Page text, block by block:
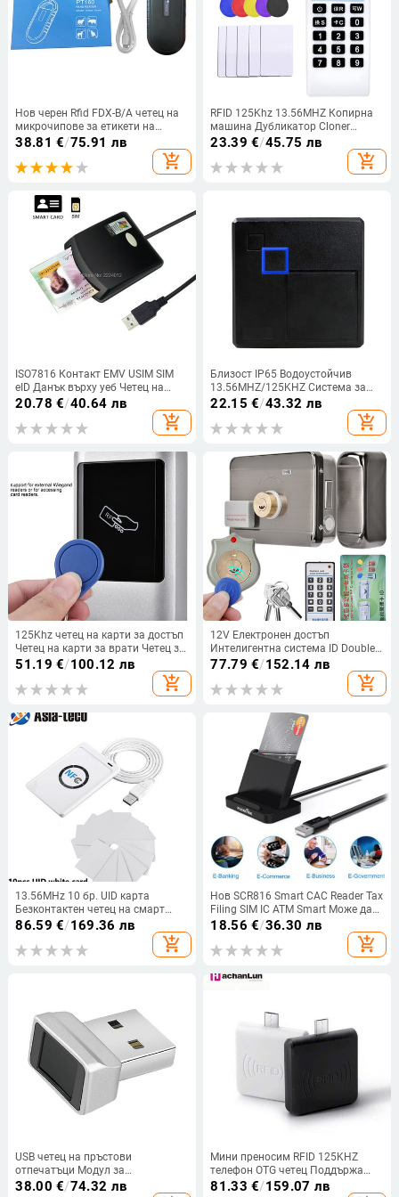
Нов черен Rfid FDX-B/A четец на
микрочипове за етикети на
животни ISO чип OLED скенер за
домашни кучета 134.2khz за Rfid
стъклени етикети микрочипове
38.81 €/75.91 лв
add_shopping_cart
RFID 125Khz 13.56MHZ Копирна
машина Дубликатор Cloner
Ръчен NFC IC четец на карти и
записващ Дубликатор на карти
за контрол на достъпа
23.39 €/45.75 лв
add_shopping_cart
ISO7816 Контакт EMV USIM SIM
eID Данък върху уеб Четец на
смарт чип карти Записващ
Програматор + CD драйвер +
2PCS SLE4442 чип карти
20.78 €/40.64 лв
add_shopping_cart
Близост IP65 Водоустойчив
13.56MHZ/125KHZ Система за
контрол на достъпа на вратата
Клавиатура IC Четец Wiegand 26
34-битов RFID четец на карти
22.15 €/43.32 лв
add_shopping_cart
125Khz четец на карти за достъп
Четец на карти за врати Четец за
RFID четец Външен Wiegand
Водоустойчива смарт карта за
управление на достъпа до врати
51.19 €/100.12 лв
add_shopping_cart
12V Електронен достъп
Интелигентна система ID Double
12V Intelligent Smart
77.79 €/152.14 лв
add_shopping_cart
13.56MHz 10 бр. UID карта
Безконтактен четец на смарт
карти Записващ RFID Копирна
86.59 €/169.36 лв
add_shopping_cart
Нов SCR816 Smart CAC Reader Tax
Filing SIM IC ATM Smart Може да
се използва за карта за
универсален достъп State ID
National ID Card
18.56 €/36.30 лв
add_shopping_cart
USB четец на пръстови
отпечатъци Модул за
отключване без парола
38.00 €/74.32 лв
Мини преносим RFID 125KHZ
телефон OTG четец Поддържа
Windows / Android USB четец
81.33 €/159.07 лв